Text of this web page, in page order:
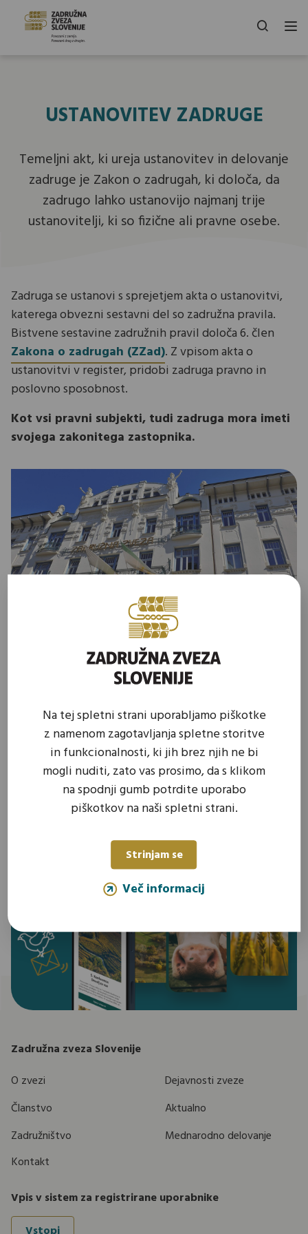
USTANOVITEV ZADRUGE
Temeljni akt, ki ureja ustanovitev in delovanje
zadruge je Zakon o zadrugah, ki določa, da
zadrugo lahko ustanovijo najmanj trije
ustanovitelji, ki so fizične ali pravne osebe.
Zadruga se ustanovi s sprejetjem akta o ustanovitvi,
katerega obvezni sestavni del so zadružna pravila.
Bistvene sestavine zadružnih pravil določa 6. člen
Zakona o zadrugah (ZZad). Z vpisom akta o
ustanovitvi v register, pridobi zadruga pravno in
poslovno sposobnost.
Kot vsi pravni subjekti, tudi zadruga mora imeti
svojega zakonitega zastopnika.
Prijavite se na naše e-novice in
nikoli ne zamudite dogajanja s
področja kmetijstva in
zadružništva!
Prijavi se na e-novice
Zadružna zveza Slovenije
O zvezi
Dejavnosti zveze
Članstvo
Aktualno
Zadružništvo
Mednarodno delovanje
Kontakt
Vpis v sistem za registrirane uporabnike
Na tej spletni strani uporabljamo piškotke
z namenom zagotavljanja spletne storitve
in funkcionalnosti, ki jih brez njih ne bi
mogli nuditi, zato vas prosimo, da s klikom
na spodnji gumb potrdite uporabo
piškotkov na naši spletni strani.
Strinjam se
Več informacij